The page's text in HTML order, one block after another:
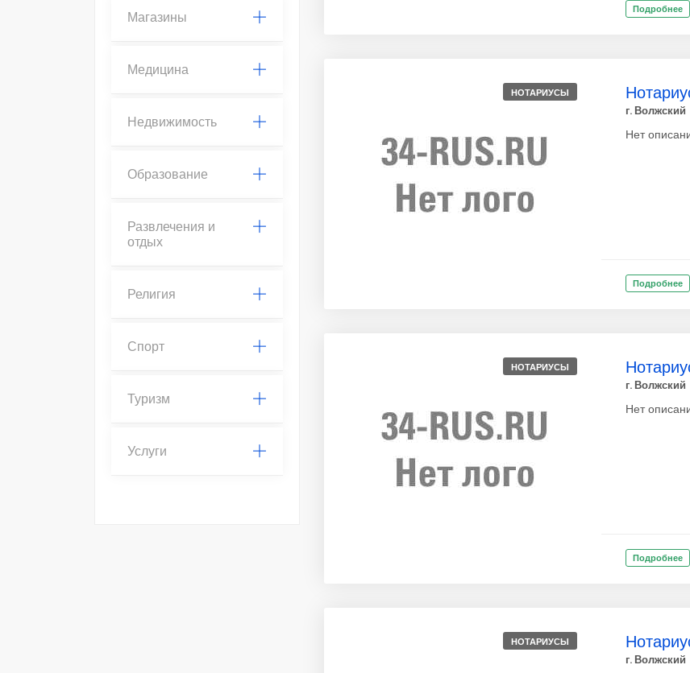
Магазины
Медицина
Недвижимость
Образование
Развлечения и
отдых
Религия
Спорт
Туризм
Услуги
Подробнее
НОТАРИУСЫ
г. Волжский
Нет
Подробнее
НОТАРИУСЫ
г. Волжский
Нет
Подробнее
НОТАРИУСЫ
г. Волжский